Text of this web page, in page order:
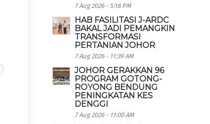
7 Aug 2026 - 5:18 PM
HAB FASILITASI J-ARDC
BAKAL JADI PEMANGKIN
TRANSFORMASI
PERTANIAN JOHOR
7 Aug 2026 - 11:39 AM
JOHOR GERAKKAN 96
PROGRAM GOTONG-
ROYONG BENDUNG
PENINGKATAN KES
DENGGI
7 Aug 2026 - 11:00 AM